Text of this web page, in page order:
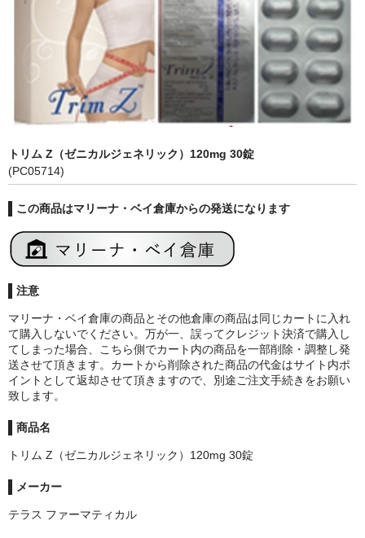
プライバシーポリシー
トリム Z（ゼニカルジェネリック）120mg 30錠
(PC05714)
この商品はマリーナ・ベイ倉庫からの発送になります
注意
マリーナ・ベイ倉庫の商品とその他倉庫の商品は同じカートに入れ
て購入しないでください。万が一、誤ってクレジット決済で購入し
てしまった場合、こちら側でカート内の商品を一部削除・調整し発
送させて頂きます。カートから削除された商品の代金はサイト内ポ
イントとして返却させて頂きますので、別途ご注文手続きをお願い
致します。
商品名
トリム Z（ゼニカルジェネリック）120mg 30錠
メーカー
テラス ファーマティカル